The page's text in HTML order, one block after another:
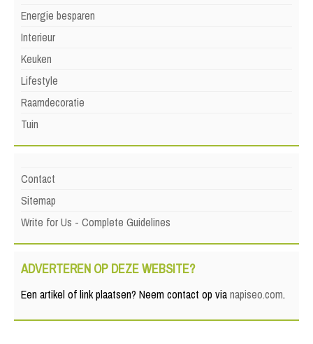
Energie besparen
Interieur
Keuken
Lifestyle
Raamdecoratie
Tuin
Contact
Sitemap
Write for Us - Complete Guidelines
ADVERTEREN OP DEZE WEBSITE?
Een artikel of link plaatsen? Neem contact op vianapiseo.com.